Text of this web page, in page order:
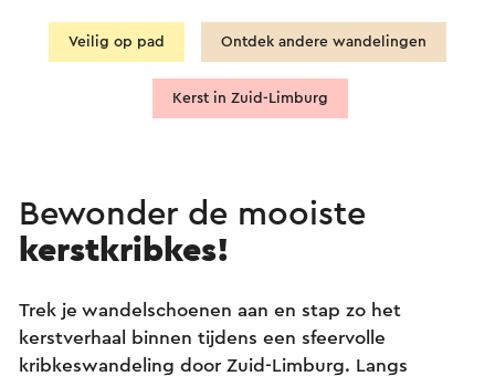
Veilig op pad Ontdek andere wandelingen
Kerst in Zuid-Limburg
Bewonder de mooiste
kerstkribkes!
Trek je wandelschoenen aan en stap zo het
kerstverhaal binnen tijdens een sfeervolle
kribkeswandeling door Zuid-Limburg. Langs